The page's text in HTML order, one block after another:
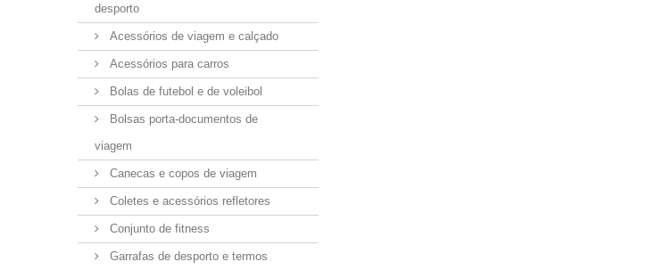
desporto
Acessórios de viagem e calçado
Acessórios para carros
Bolas de futebol e de voleibol
Bolsas porta-documentos de
viagem
Canecas e copos de viagem
Coletes e acessórios refletores
Conjunto de fitness
Garrafas de desporto e termos